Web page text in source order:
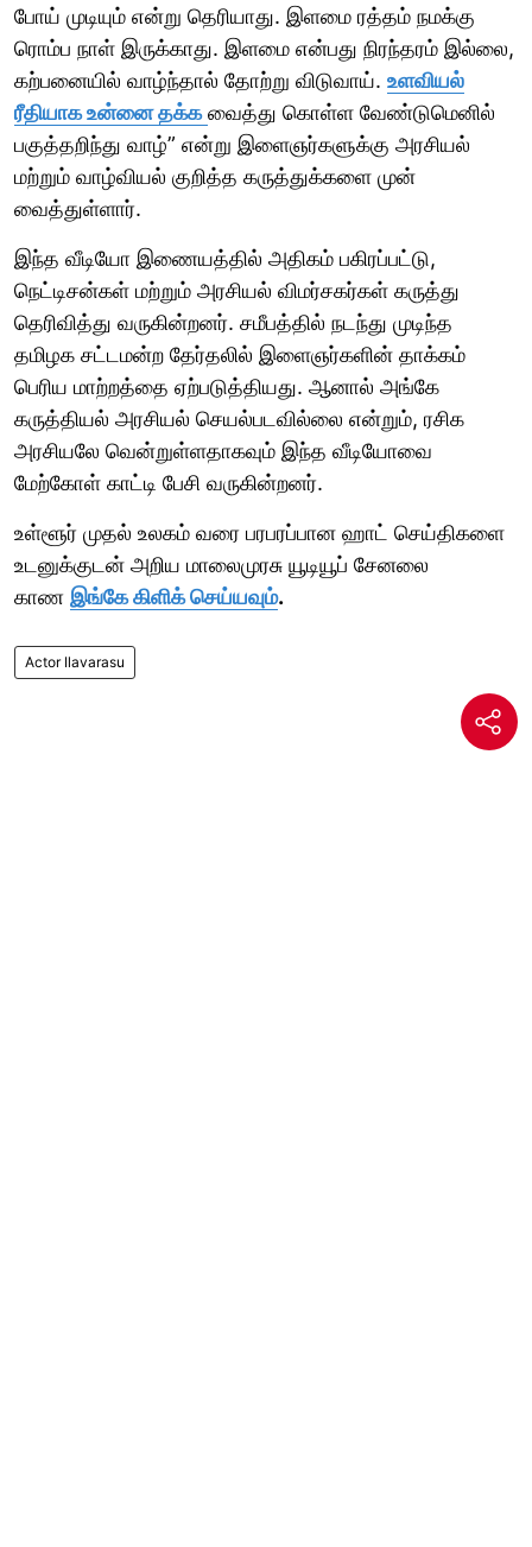
போய் முடியும் என்று தெரியாது. இளமை ரத்தம் நமக்கு
ரொம்ப நாள் இருக்காது. இளமை என்பது நிரந்தரம் இல்லை,
கற்பனையில் வாழ்ந்தால் தோற்று விடுவாய். உளவியல்
ரீதியாக உன்னை தக்க வைத்து கொள்ள வேண்டுமெனில்
பகுத்தறிந்து வாழ்” என்று இளைஞர்களுக்கு அரசியல்
மற்றும் வாழ்வியல் குறித்த கருத்துக்களை முன்
வைத்துள்ளார்.
இந்த வீடியோ இணையத்தில் அதிகம் பகிரப்பட்டு,
நெட்டிசன்கள் மற்றும் அரசியல் விமர்சகர்கள் கருத்து
தெரிவித்து வருகின்றனர். சமீபத்தில் நடந்து முடிந்த
தமிழக சட்டமன்ற தேர்தலில் இளைஞர்களின் தாக்கம்
பெரிய மாற்றத்தை ஏற்படுத்தியது. ஆனால் அங்கே
கருத்தியல் அரசியல் செயல்படவில்லை என்றும், ரசிக
அரசியலே வென்றுள்ளதாகவும் இந்த வீடியோவை
மேற்கோள் காட்டி பேசி வருகின்றனர்.
உள்ளூர் முதல் உலகம் வரை பரபரப்பான ஹாட் செய்திகளை
உடனுக்குடன் அறிய மாலைமுரசு யூடியூப் சேனலை
காண இங்கே கிளிக் செய்யவும்.
Actor Ilavarasu